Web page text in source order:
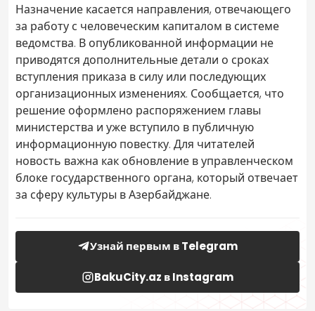
Назначение касается направления, отвечающего
за работу с человеческим капиталом в системе
ведомства. В опубликованной информации не
приводятся дополнительные детали о сроках
вступления приказа в силу или последующих
организационных изменениях. Сообщается, что
решение оформлено распоряжением главы
министерства и уже вступило в публичную
информационную повестку. Для читателей
новость важна как обновление в управленческом
блоке государственного органа, который отвечает
за сферу культуры в Азербайджане.
Узнай первым в Telegram
BakuCity.az в Instagram